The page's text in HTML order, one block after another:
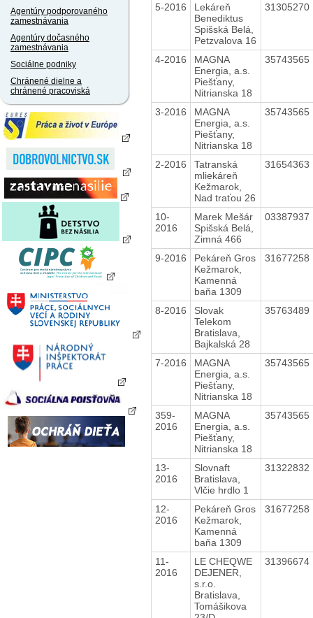
Agentúry podporovaného
zamestnávania
Agentúry dočasného
zamestnávania
Sociálne podniky
Chránené dielne a
chránené pracoviská
5-2016
Lekáreň
Benediktus
Spišská Belá,
Petzvalova 16
31305270
4-2016
MAGNA
Energia, a.s.
Piešťany,
Nitrianska 18
35743565
3-2016
MAGNA
Energia, a.s.
Piešťany,
Nitrianska 18
35743565
2-2016
Tatranská
mliekáreň
Kežmarok,
Nad traťou 26
31654363
10-
2016
Marek Mešár
Spišská Belá,
Zimná 466
03387937
9-2016
Pekáreň Gros
Kežmarok,
Kamenná
baňa 1309
31677258
8-2016
Slovak
Telekom
Bratislava,
Bajkalská 28
35763489
7-2016
MAGNA
Energia, a.s.
Piešťany,
Nitrianska 18
35743565
359-
2016
MAGNA
Energia, a.s.
Piešťany,
Nitrianska 18
35743565
13-
2016
Slovnaft
Bratislava,
Vlčie hrdlo 1
31322832
12-
2016
Pekáreň Gros
Kežmarok,
Kamenná
baňa 1309
31677258
11-
2016
LE CHEQWE
DEJENER,
s.r.o.
Bratislava,
Tomášikova
31396674